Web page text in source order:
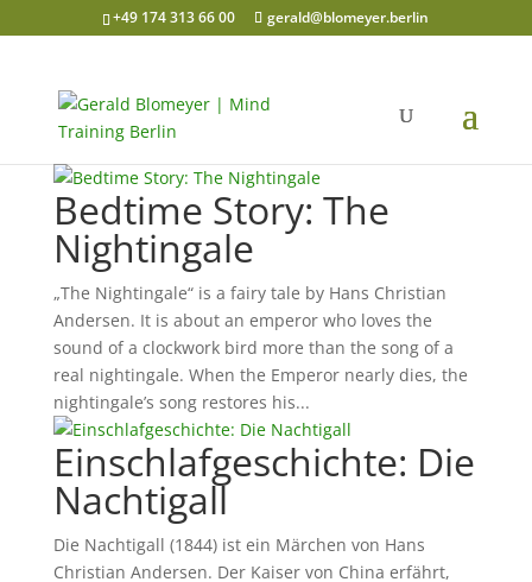
+49 174 313 66 00 gerald@blomeyer.berlin
Bedtime Story: The
Nightingale
„The Nightingale“ is a fairy tale by Hans Christian
Andersen. It is about an emperor who loves the
sound of a clockwork bird more than the song of a
real nightingale. When the Emperor nearly dies, the
nightingale’s song restores his...
Einschlafgeschichte: Die
Nachtigall
Die Nachtigall (1844) ist ein Märchen von Hans
Christian Andersen. Der Kaiser von China erfährt,